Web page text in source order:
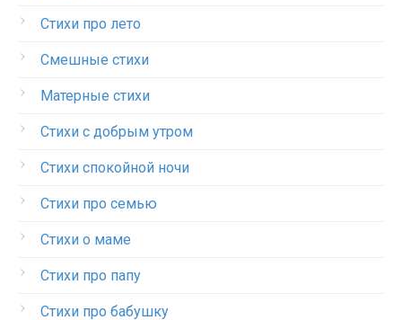
Стихи про лето
Смешные стихи
Матерные стихи
Стихи с добрым утром
Стихи спокойной ночи
Стихи про семью
Стихи о маме
Стихи про папу
Стихи про бабушку